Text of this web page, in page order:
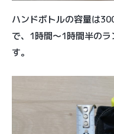
ハンドボトルの容量は
で、1時間〜1時間半の
す。